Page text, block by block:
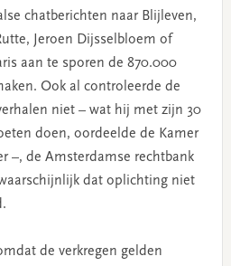
chatberichten naar Blijleven,
Jeroen Dijsselbloem of
aan te sporen de 870.000
Ook al controleerde de
niet – wat hij met zijn 30
doen, oordeelde de Kamer
–, de Amsterdamse rechtbank
dat oplichting niet
de verkregen gelden